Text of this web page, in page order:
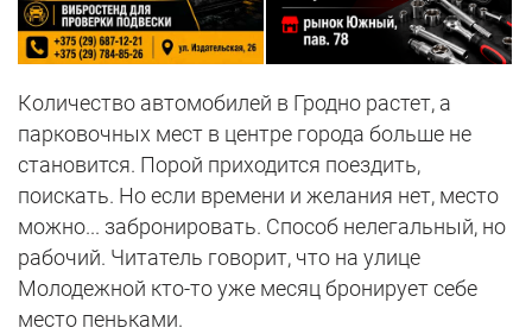
Количество автомобилей в Гродно растет, а
парковочных мест в центре города больше не
становится. Порой приходится поездить,
поискать. Но если времени и желания нет, место
можно... забронировать. Способ нелегальный, но
рабочий. Читатель говорит, что на улице
Молодежной кто-то уже месяц бронирует себе
место пеньками.